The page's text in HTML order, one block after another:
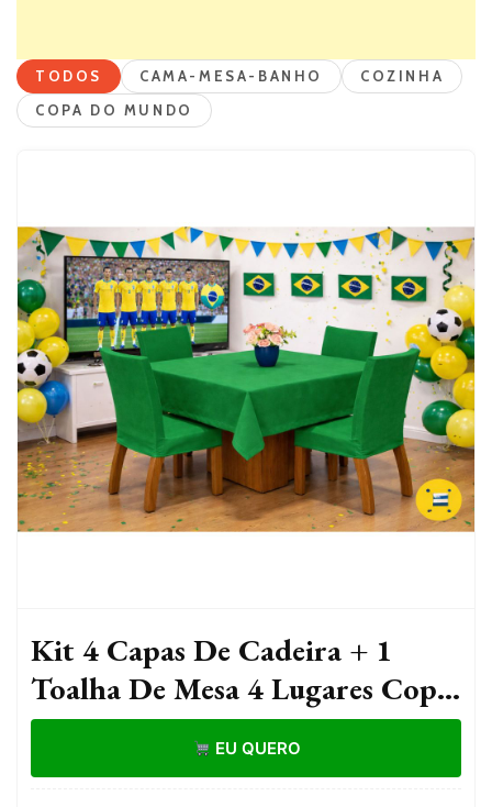
TODOS CAMA-MESA-BANHO
COZINHA
COPA DO MUNDO
Kit 4 Capas De Cadeira + 1
Toalha De Mesa 4 Lugares Copa
do Mundo Verde e Amarelo
Brasil DecoraçãoEU QUERO